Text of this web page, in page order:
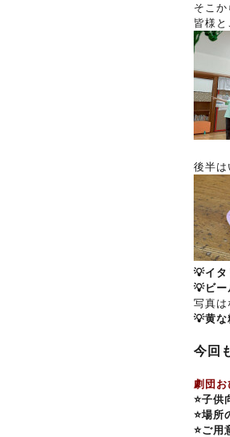
そこ
皆様
後半は
💡イタ
💡ビー
写真は
💡黄な
今回
劇団
⭐子
⭐場所
⭐ご用